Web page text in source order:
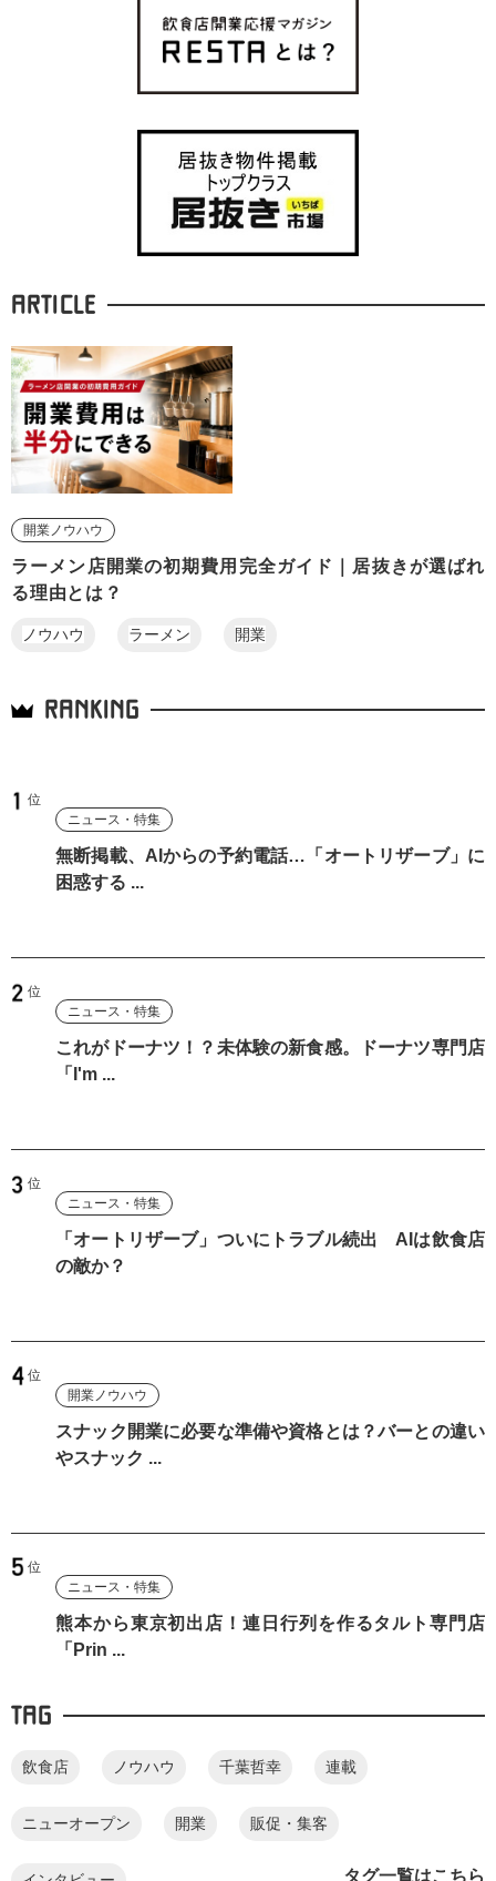
ARTICLE
開業ノウハウ
ラーメン店開業の初期費用完全ガイド｜居抜きが選ばれ
る理由とは？
ノウハウ ラーメン 開業
RANKING
ニュース・特集
無断掲載、AIからの予約電話…「オートリザーブ」に
困惑する ...
ニュース・特集
これがドーナツ！？未体験の新食感。ドーナツ専門店
「I'm ...
ニュース・特集
「オートリザーブ」ついにトラブル続出 AIは飲食店
の敵か？
開業ノウハウ
スナック開業に必要な準備や資格とは？バーとの違い
やスナック ...
ニュース・特集
熊本から東京初出店！連日行列を作るタルト専門店
「Prin ...
TAG
飲食店 ノウハウ 千葉哲幸 連載
ニューオープン 開業 販促・集客
タグ一覧はこちら